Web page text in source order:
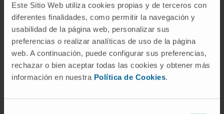
Este Sitio Web utiliza cookies propias y de terceros con
diferentes finalidades, como permitir la navegación y
usabilidad de la página web, personalizar sus
preferencias o realizar analíticas de uso de la página
web. A continuación, puede configurar sus preferencias,
rechazar o bien aceptar todas las cookies y obtener más
información en nuestra Política de Cookies.
brain stimulator implantation for Parkinson's
disease can probably receive
dexmedetomidine up to 0.6 μg kg-1 h-1
without significant alteration of their
characteristic subthalamic activity. If patients
achieve a 'sedated' state, subthalamic activity
with a non-pharmacological external stimulus